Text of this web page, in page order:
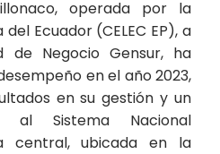
operada por la
Ecuador (CELEC EP), a
de Negocio Gensur, ha
en el año 2023,
en su gestión y un
al Sistema Nacional
central, ubicada en la